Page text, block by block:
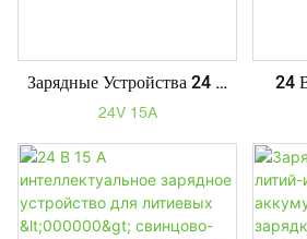
Зарядные Устройства 24 В
15 А Зарядное Устройство
Электромобилей
24V 15A
24